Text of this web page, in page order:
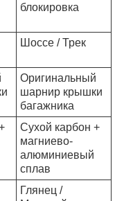
блокировка
Шоссе / Трек
Оригинальный
шарнир крышки
багажника
Сухой карбон +
магниево-
алюминиевый
сплав
Глянец /